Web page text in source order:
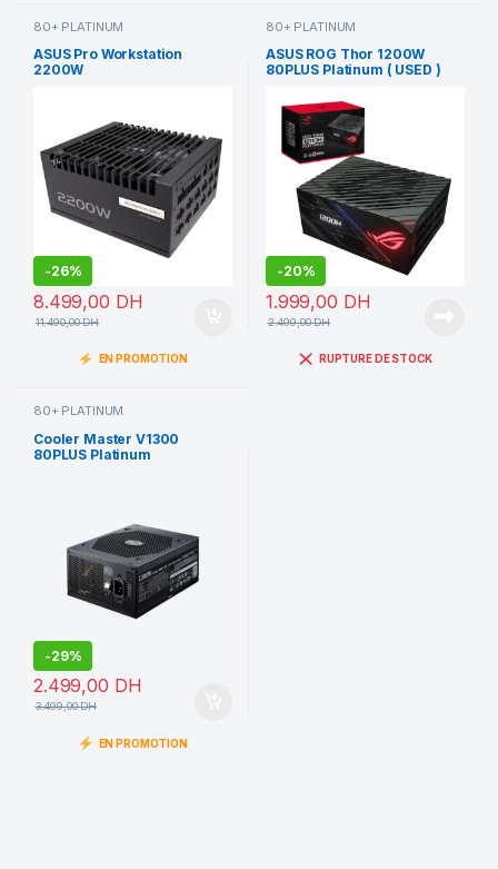
80+ PLATINUM
ASUS Pro Workstation
2200W
-26%
8.499,00 DH
11.490,00DH
EN PROMOTION
80+ PLATINUM
ASUS ROG Thor 1200W
80PLUS Platinum ( USED )
-20%
1.999,00 DH
2.499,00DH
RUPTURE DE STOCK
80+ PLATINUM
Cooler Master V1300
80PLUS Platinum
-29%
2.499,00 DH
3.499,00DH
EN PROMOTION